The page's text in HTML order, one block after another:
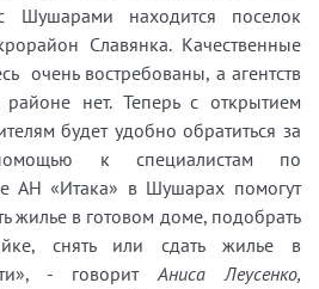
находится поселок
Славянка. Качественные
очень востребованы, а агентств
нет. Теперь с открытием
будет удобно обратиться за
к специалистам по
АН «Итака» в Шушарах помогут
жилье в готовом доме, подобрать
снять или сдать жилье в
- говоритАниса Леусенко,